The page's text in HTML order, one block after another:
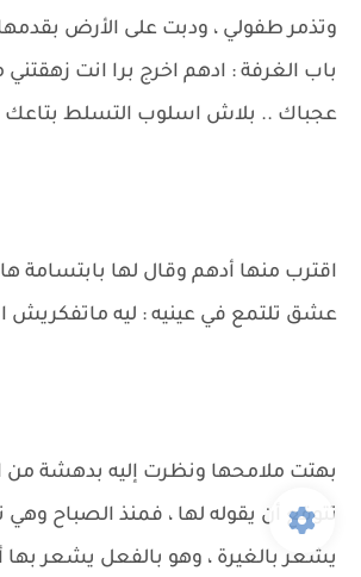
وتذمر طفولي ، ودبت على الأرض
باب الغرفة : ادهم اخرج برا انت
عجباك .. بلاش اسلوب التسلط
اقترب منها أدهم وقال لها بابتسامة
عشق تلتمع في عينيه : ليه ماتفكريش
بهتت ملامحها ونظرت إليه بدهشة من
تتوقع أن يقوله لها ، فمنذ الصباح
يشعر بالغيرة ، وهو بالفعل يشعر بها